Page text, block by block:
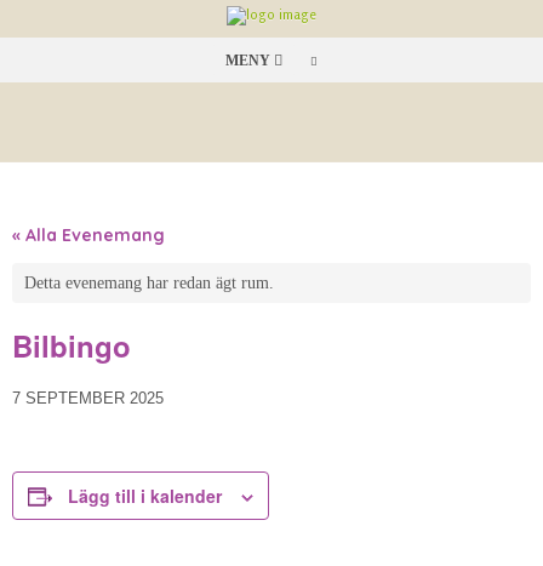
MENY
« Alla Evenemang
Detta evenemang har redan ägt rum.
Bilbingo
7 SEPTEMBER 2025
Lägg till i kalender